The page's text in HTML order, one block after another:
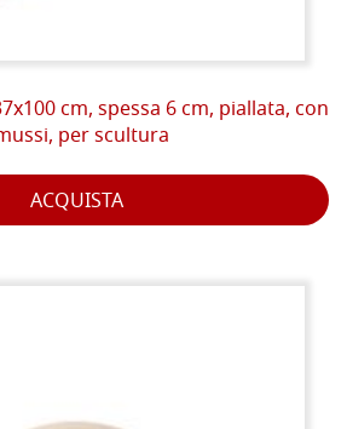
cm, spessa 6 cm, piallata, con
per scultura
ACQUISTA